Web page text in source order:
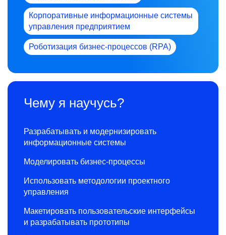
Корпоративные информационные системы
управления предприятием
Роботизация бизнес-процессов (RPA)
Чему я научусь?
Разрабатывать и модернизировать
информационные системы
Моделировать бизнес-процессы
Использовать методологии проектного
управления
Макетировать пользовательские интерфейсы
и разрабатывать прототипы